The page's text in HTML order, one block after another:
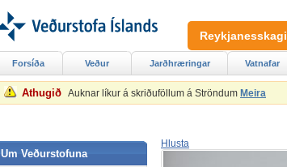
Athugið Auknar líkur á skriðuföllum á Ströndum Meira
Hlusta
Forsíða Veður Jarðhræringar Vatnafar
Um Veðurstofuna
Reykjanesskagi